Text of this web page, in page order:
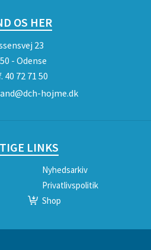
OS HER
23
- Odense
40 72 71 50
hojme.dk
LINKS
Nyhedsarkiv
Privatlivspolitik
Shop